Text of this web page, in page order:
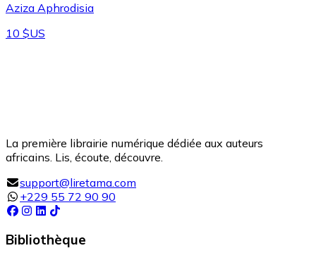
Aziza Aphrodisia
10 $US
La première librairie numérique dédiée aux auteurs
africains. Lis, écoute, découvre.
support@liretama.com
+229 55 72 90 90
Bibliothèque